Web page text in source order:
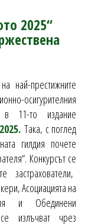
2025“
най-престижните
осигурителния
11-то издание
Така, с поглед
гилдия почете
Конкурсът се
застрахователи,
Асоциацията на
и Обединени
излъчват чрез